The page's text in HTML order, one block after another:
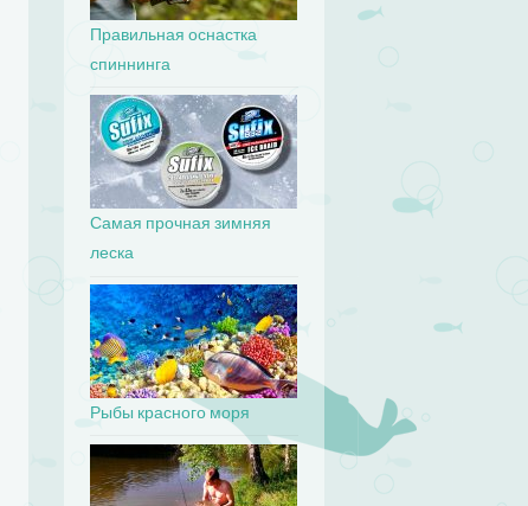
Правильная оснастка
спиннинга
Самая прочная зимняя
леска
Рыбы красного моря